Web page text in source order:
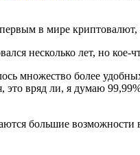
в мире криптовалют,
несколько лет, но
множество более
вряд ли, я думаю
большие возможности